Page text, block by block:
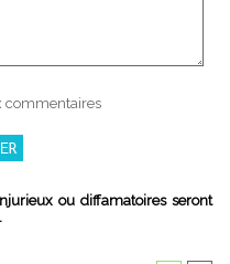
commentaires
ou diffamatoires seront